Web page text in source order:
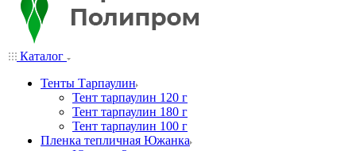
Каталог
Тенты Тарпаулин
Тент тарпаулин 120 г
Тент тарпаулин 180 г
Тент тарпаулин 100 г
Пленка тепличная Южанка